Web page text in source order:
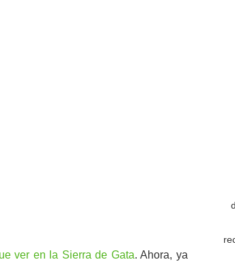
ver en la Sierra de Gata. Ahora, ya